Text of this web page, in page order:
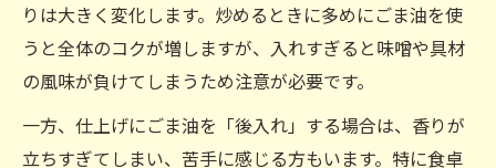
りは大きく変化します。炒めるときに多めにごま油を使
うと全体のコクが増しますが、入れすぎると味噌や具材
の風味が負けてしまうため注意が必要です。
一方、仕上げにごま油を「後入れ」する場合は、香りが
立ちすぎてしまい、苦手に感じる方もいます。特に食卓